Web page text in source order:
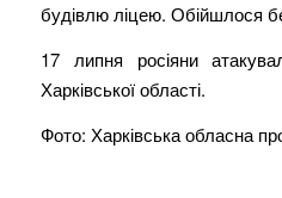
будівлю ліцею. Обійшлося
17 липня росіяни
Харківської області.
Фото: Харківська обласна